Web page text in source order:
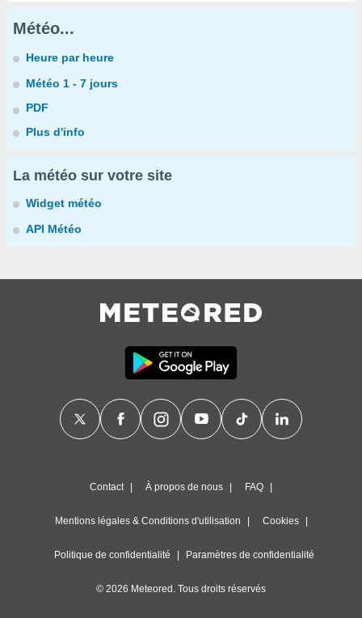
Météo...
Heure par heure
Météo 1 - 7 jours
PDF
Plus d'info
La météo sur votre site
Widget météo
API Météo
Contact À propos de nous FAQ
Mentions légales & Conditions d'utilisation Cookies
Politique de confidentialité Paramètres de confidentialité
© 2026 Meteored. Tous droits réservés